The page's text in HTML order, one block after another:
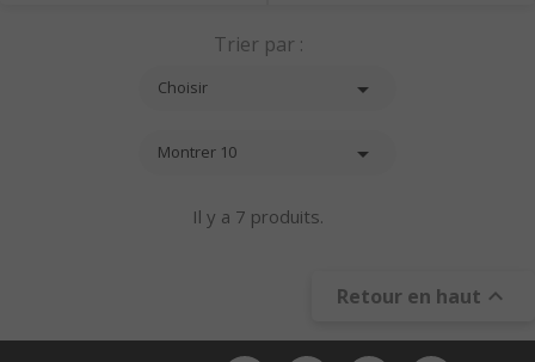
Trier par :
Choisir 
Montrer 10 
Il y a 7 produits.
Retour en haut 